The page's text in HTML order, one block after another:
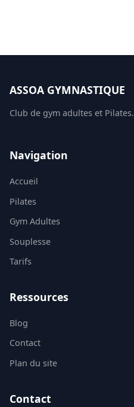
ASSOA GYMNASTIQUE
Club de gym adultes et Pilates.
Navigation
Accueil
Pilates
Gym Adultes
Souplesse
Tarifs
Ressources
Blog
Contact
Plan du site
Contact